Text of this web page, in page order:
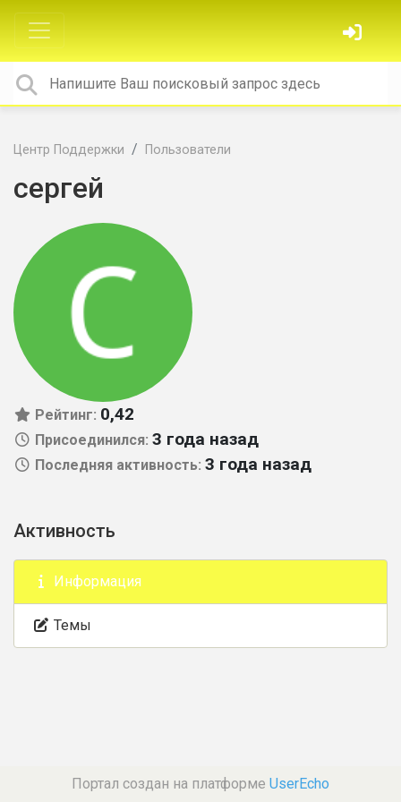
Центр Поддержки Пользователи
сергей
Рейтинг: 0,42
Присоединился: 3 года назад
Последняя активность: 3 года назад
Активность
Информация
Темы
Портал создан на платформе UserEcho